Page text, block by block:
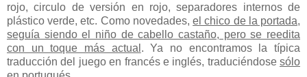
rojo, circulo de versión en rojo, separadores internos de
plástico verde, etc. Como novedades,el chico de la portada,
seguía siendo el niño de cabello castaño, pero se reedita
con un toque más actual . Ya no encontramos la típica
traducción del juego en francés e inglés, traduciéndose sólo